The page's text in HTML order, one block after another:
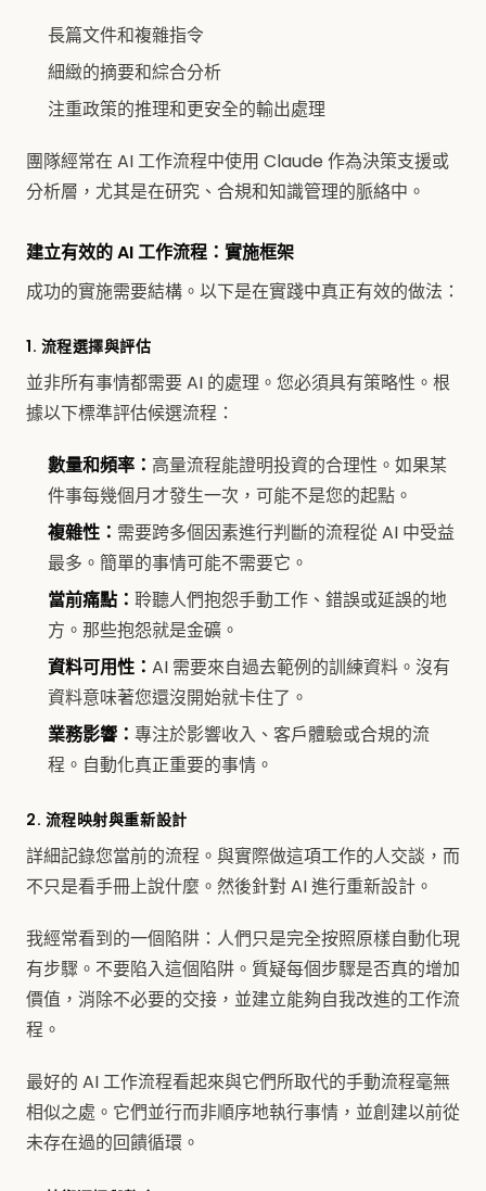
長篇文件和複雜指令
細緻的摘要和綜合分析
注重政策的推理和更安全的輸出處理
團隊經常在 AI 工作流程中使用 Claude 作為決策支援或
分析層，尤其是在研究、合規和知識管理的脈絡中。
建立有效的 AI 工作流程：實施框架
成功的實施需要結構。以下是在實踐中真正有效的做法：
1. 流程選擇與評估
並非所有事情都需要 AI 的處理。您必須具有策略性。根
據以下標準評估候選流程：
數量和頻率： 高量流程能證明投資的合理性。如果某
件事每幾個月才發生一次，可能不是您的起點。
複雜性： 需要跨多個因素進行判斷的流程從 AI 中受益
最多。簡單的事情可能不需要它。
當前痛點： 聆聽人們抱怨手動工作、錯誤或延誤的地
方。那些抱怨就是金礦。
資料可用性： AI 需要來自過去範例的訓練資料。沒有
資料意味著您還沒開始就卡住了。
業務影響： 專注於影響收入、客戶體驗或合規的流
程。自動化真正重要的事情。
2. 流程映射與重新設計
詳細記錄您當前的流程。與實際做這項工作的人交談，而
不只是看手冊上說什麼。然後針對 AI 進行重新設計。
我經常看到的一個陷阱：人們只是完全按照原樣自動化現
有步驟。不要陷入這個陷阱。質疑每個步驟是否真的增加
價值，消除不必要的交接，並建立能夠自我改進的工作流
程。
最好的 AI 工作流程看起來與它們所取代的手動流程毫無
相似之處。它們並行而非順序地執行事情，並創建以前從
未存在過的回饋循環。